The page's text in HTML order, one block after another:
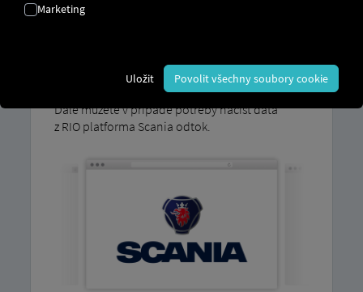
namapě RIO
najdete v našich
podrobných pokynech.
Dále můžete v případě potřeby načíst data
z RIO platforma Scania odtok.
Marketing
Uložit Povolit všechny soubory cookie